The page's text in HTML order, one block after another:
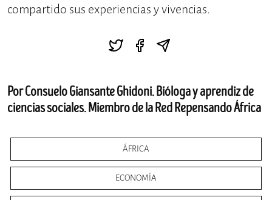
compartido sus experiencias y vivencias.
Por Consuelo Giansante Ghidoni. Bióloga y aprendiz de
ciencias sociales. Miembro de la Red Repensando África
ÁFRICA
ECONOMÍA